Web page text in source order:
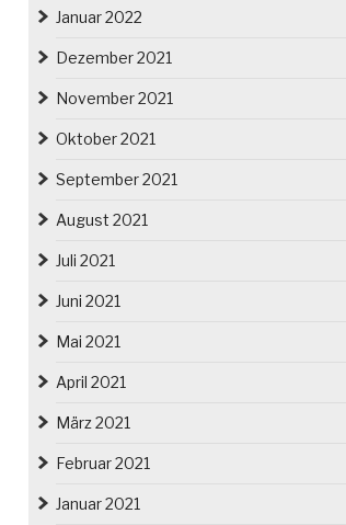
Januar 2022
Dezember 2021
November 2021
Oktober 2021
September 2021
August 2021
Juli 2021
Juni 2021
Mai 2021
April 2021
März 2021
Februar 2021
Januar 2021